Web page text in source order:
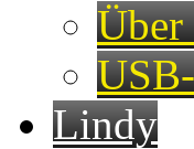
Lindy